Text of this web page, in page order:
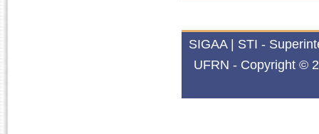
SIGAA | STI -
UFRN - Copyright ©